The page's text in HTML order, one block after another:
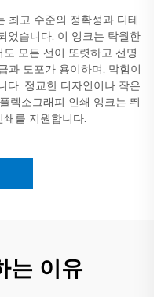
최고 수준의 정확성과 디테
었습니다. 이 잉크는 탁월한
모든 선이 또렷하고 선명
과 도포가 용이하며, 막힘이
다. 정교한 디자인이나 작은
렉소그래피 인쇄 잉크는 뛰
를 지원합니다.
는 이유